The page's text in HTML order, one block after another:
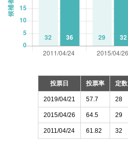
投票日 投票率 定数
2019/04/21 57.7 28
2015/04/26 64.5 29
2011/04/24 61.82 32